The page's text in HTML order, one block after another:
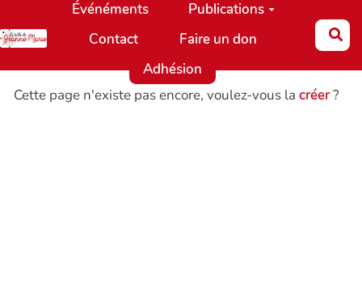
Aller au contenu principal
Événéments
Publications
Contact
Faire un don
Adhésion
Cette page n'existe pas encore, voulez-vous la créer?